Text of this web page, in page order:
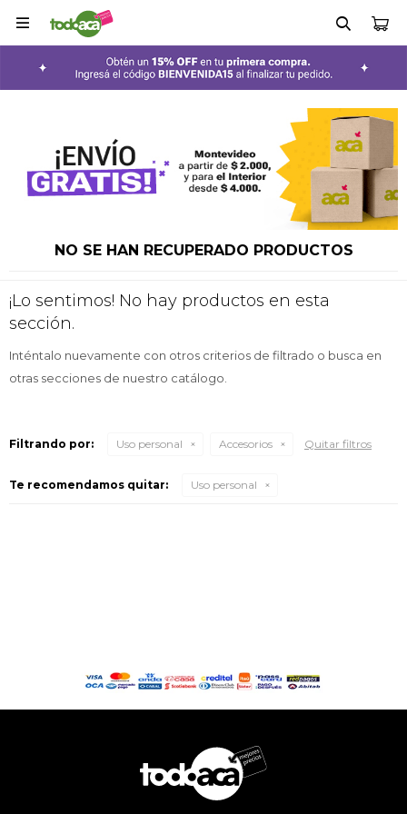

NO SE HAN RECUPERADO PRODUCTOS
¡Lo sentimos! No hay productos en esta
sección.
Inténtalo nuevamente con otros criterios de filtrado o busca en
otras secciones de nuestro catálogo.
Filtrando por: Uso personal Accesorios Quitar filtros
Te recomendamos quitar: Uso personal